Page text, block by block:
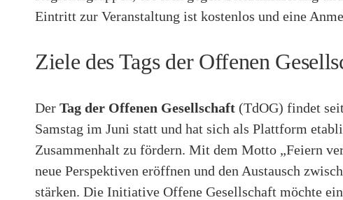
Eintritt zur Veranstaltung ist kostenlos und eine
Ziele des Tags der Offenen
Der Tag der Offenen Gesellschaft (TdOG) findet
Samstag im Juni statt und hat sich als Plattform
Zusammenhalt zu fördern. Mit dem Motto „Feiern
neue Perspektiven eröffnen und den Austausch
stärken. Die Initiative Offene Gesellschaft möchte